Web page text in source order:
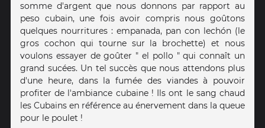
somme d'argent que nous donnons par rapport au
peso cubain, une fois avoir compris nous goûtons
quelques nourritures : empanada, pan con lechón (le
gros cochon qui tourne sur la brochette) et nous
voulons essayer de goûter " el pollo " qui connaît un
grand sucées. Un tel succès que nous attendons plus
d'une heure, dans la fumée des viandes à pouvoir
profiter de l'ambiance cubaine ! Ils ont le sang chaud
les Cubains en référence au énervement dans la queue
pour le poulet !